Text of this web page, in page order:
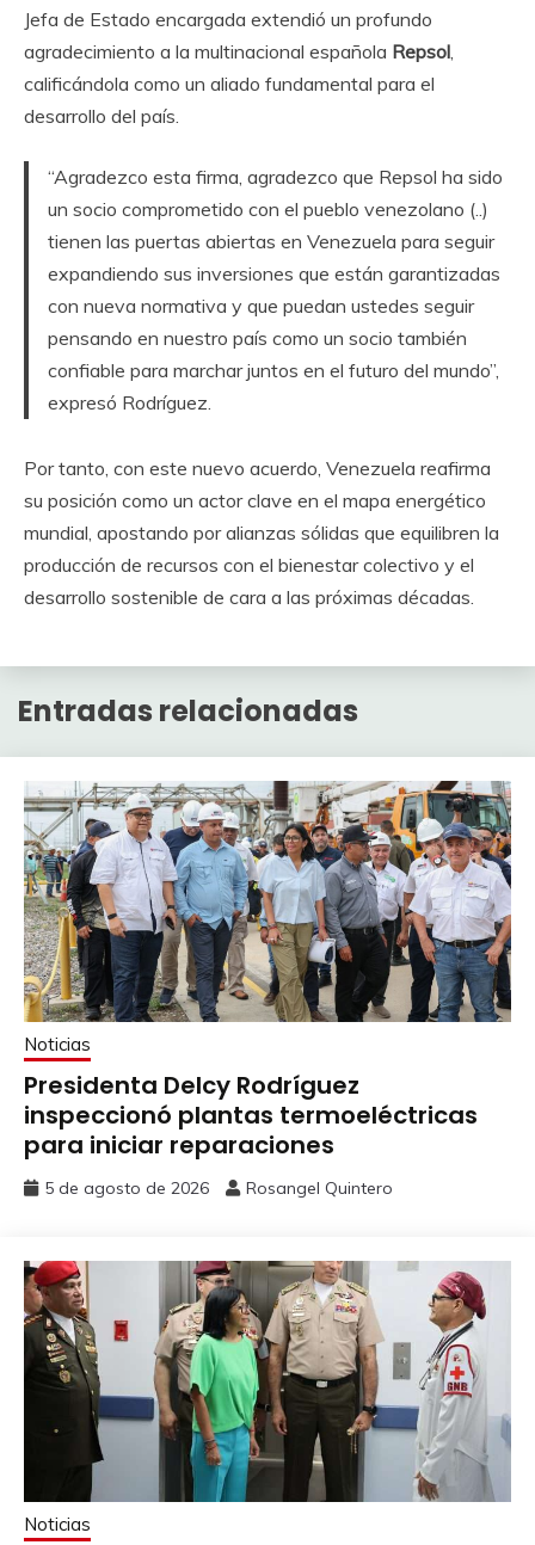
Jefa de Estado encargada extendió un profundo
agradecimiento a la multinacional española Repsol
calificándola como un aliado fundamental para el
desarrollo del país.
“Agradezco esta firma, agradezco que Repsol ha sido
un socio comprometido con el pueblo venezolano (..)
tienen las puertas abiertas en Venezuela para seguir
expandiendo sus inversiones que están garantizadas
con nueva normativa y que puedan ustedes seguir
pensando en nuestro país como un socio también
confiable para marchar juntos en el futuro del mundo”,
expresó Rodríguez.
Por tanto, con este nuevo acuerdo, Venezuela reafirma
su posición como un actor clave en el mapa energético
mundial, apostando por alianzas sólidas que equilibren la
producción de recursos con el bienestar colectivo y el
desarrollo sostenible de cara a las próximas décadas.
Entradas relacionadas
Noticias
Presidenta Delcy Rodríguez
inspeccionó plantas termoeléctricas
para iniciar reparaciones
5 de agosto de 2026 Rosangel Quintero
Noticias